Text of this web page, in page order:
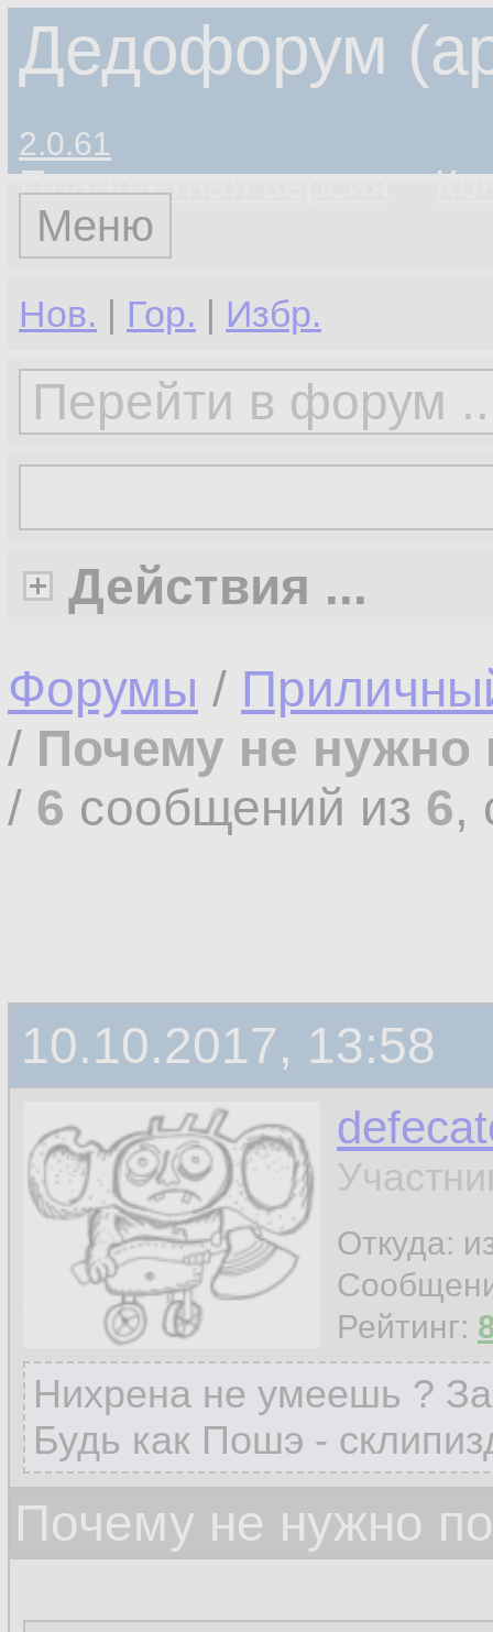
Дедофорум
2.0.61
Планшетная версия
Меню
Нов. | Гор. | Избр.
Действия ...
Форумы /
/ Почему не нужно
/ 6 сообщений из 6,
10.10.2017, 13:58
Откуда:
Рейтинг:
Нихрена не умеешь ?
Будь как Пошэ -
Почему не нужно